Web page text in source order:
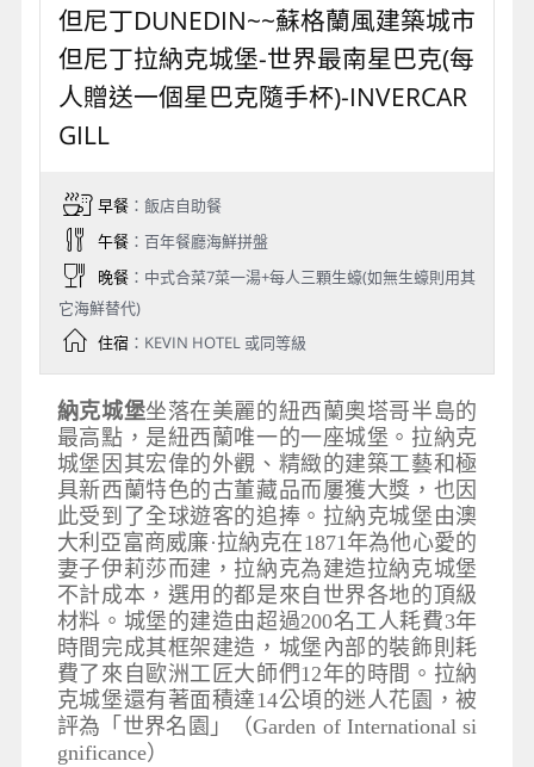
但尼丁DUNEDIN~~蘇格蘭風建築城市
但尼丁拉納克城堡-世界最南星巴克(每
人贈送一個星巴克隨手杯)-INVERCAR
GILL
早餐：飯店自助餐
午餐：百年餐廳海鮮拼盤
晚餐：中式合菜7菜一湯+每人三顆生蠔(如無生蠔則用其
它海鮮替代)
住宿：KEVIN HOTEL 或同等級
納克城堡坐落在美麗的紐西蘭奧塔哥半島的
最高點，是紐西蘭唯一的一座城堡。拉納克
城堡因其宏偉的外觀、精緻的建築工藝和極
具新西蘭特色的古董藏品而屢獲大獎，也因
此受到了全球遊客的追捧。拉納克城堡由澳
大利亞富商威廉·拉納克在1871年為他心愛的
妻子伊莉莎而建，拉納克為建造拉納克城堡
不計成本，選用的都是來自世界各地的頂級
材料。城堡的建造由超過200名工人耗費3年
時間完成其框架建造，城堡內部的裝飾則耗
費了來自歐洲工匠大師們12年的時間。拉納
克城堡還有著面積達14公頃的迷人花園，被
評為「世界名園」（Garden of International si
gnificance）